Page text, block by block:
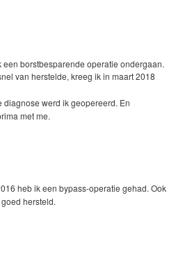
een borstbesparende operatie ondergaan.
van herstelde, kreeg ik in maart 2018
diagnose werd ik geopereerd. En
met me.
heb ik een bypass-operatie gehad. Ook
hersteld.